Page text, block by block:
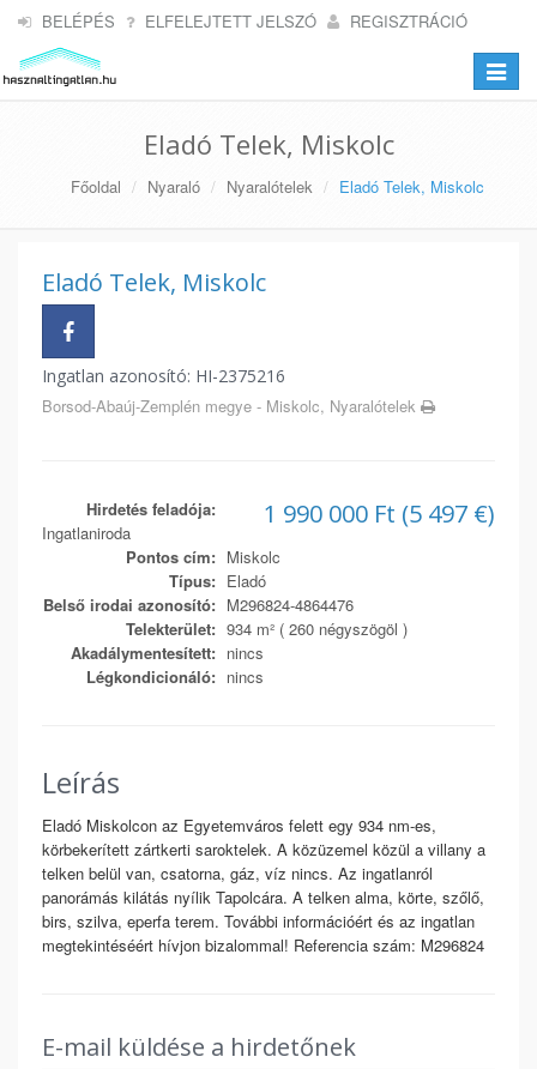
BELÉPÉS ELFELEJTETT JELSZÓ REGISZTRÁCIÓ
Toggle
Eladó Telek, Miskolc
Főoldal Nyaraló Nyaralótelek Eladó Telek, Miskolc
Eladó Telek, Miskolc
Ingatlan azonosító: HI-2375216
Borsod-Abaúj-Zemplén megye - Miskolc, Nyaralótelek
1 990 000 Ft (5 497 €)
Hirdetés feladója:
Ingatlaniroda
Pontos cím: Miskolc
Típus: Eladó
Belső irodai azonosító: M296824-4864476
Telekterület: 934 m² ( 260 négyszögöl )
Akadálymentesített: nincs
Légkondicionáló: nincs
Leírás
Eladó Miskolcon az Egyetemváros felett egy 934 nm-es,
körbekerített zártkerti saroktelek. A közüzemel közül a villany a
telken belül van, csatorna, gáz, víz nincs. Az ingatlanról
panorámás kilátás nyílik Tapolcára. A telken alma, körte, szőlő,
birs, szilva, eperfa terem. További információért és az ingatlan
megtekintéséért hívjon bizalommal! Referencia szám: M296824
E-mail küldése a hirdetőnek